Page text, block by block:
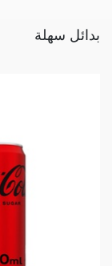
بدائل سهلة